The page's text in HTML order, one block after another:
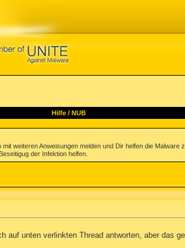
Hilfe/ NUB
weiteren Anweisungen melden und Dir helfen die
der Infektion helfen.
auf unten verlinkten Thread antworten, aber das